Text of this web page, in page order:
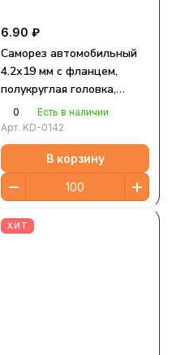
6.90 ₽
Саморез автомобильный
4.2х19 мм с фланцем,
полукруглая головка,
черный
0
Есть в наличии
Арт. KD-0142
В корзину
ХИТ